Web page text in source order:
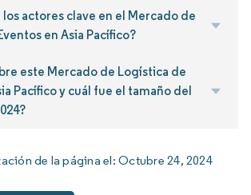
los actores clave en el Mercado de
en Asia Pacífico?
este Mercado de Logística de
Pacífico y cuál fue el tamaño del
de la página el:Octubre 24, 2024